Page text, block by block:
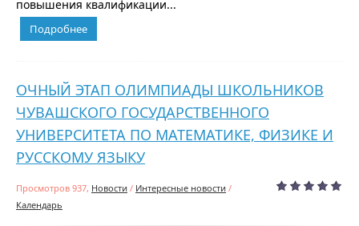
повышения квалификации...
Подробнее
ОЧНЫЙ ЭТАП ОЛИМПИАДЫ ШКОЛЬНИКОВ
ЧУВАШСКОГО ГОСУДАРСТВЕННОГО
УНИВЕРСИТЕТА ПО МАТЕМАТИКЕ, ФИЗИКЕ И
РУССКОМУ ЯЗЫКУ
Просмотров 937, Новости / Интересные новости /
Календарь